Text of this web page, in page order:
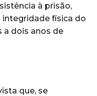
à prisão,
integridade física do
a dois anos de
que, se